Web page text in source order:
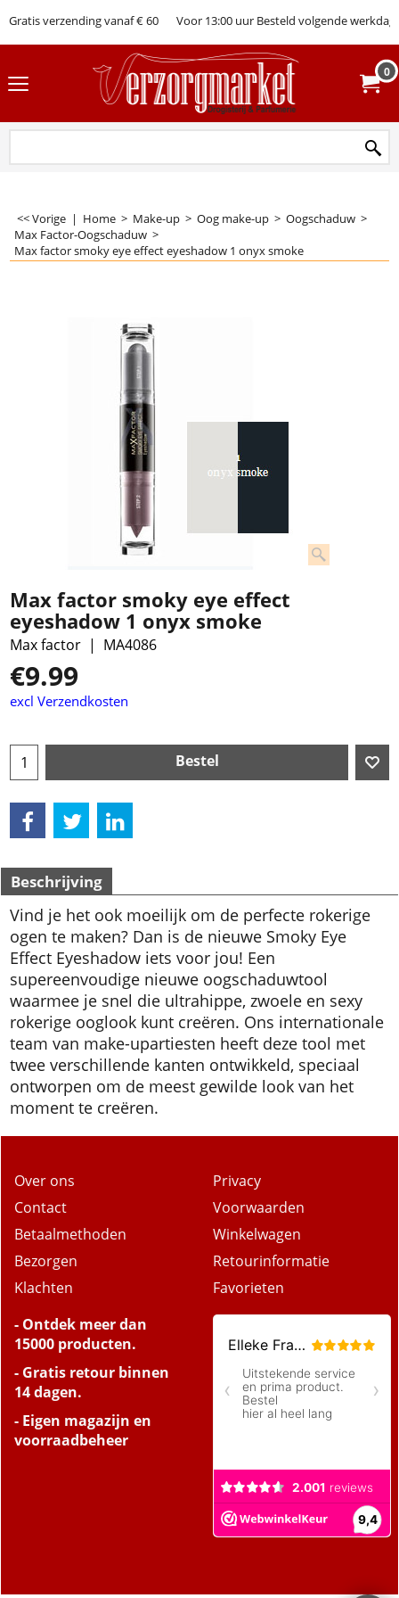
Gratis verzending vanaf € 60 Voor 13:00 uur Besteld volgende werkdag
0
<< Vorige | Home > Make-up > Oog make-up > Oogschaduw >
Max Factor-Oogschaduw >
Max factor smoky eye effect eyeshadow 1 onyx smoke
Max factor smoky eye effect
eyeshadow 1 onyx smoke
Max factor MA4086
€9.99
excl Verzendkosten
Bestel
Beschrijving
Vind je het ook moeilijk om de perfecte rokerige
ogen te maken? Dan is de nieuwe Smoky Eye
Effect Eyeshadow iets voor jou! Een
supereenvoudige nieuwe oogschaduwtool
waarmee je snel die ultrahippe, zwoele en sexy
rokerige ooglook kunt creëren. Ons internationale
team van make-upartiesten heeft deze tool met
twee verschillende kanten ontwikkeld, speciaal
ontworpen om de meest gewilde look van het
moment te creëren.
Over ons
Contact
Betaalmethoden
Bezorgen
Klachten
Privacy
Voorwaarden
Winkelwagen
Retourinformatie
Favorieten
- Ontdek meer dan
15000 producten.
- Gratis retour binnen
14 dagen.
- Eigen magazijn en
voorraadbeheer